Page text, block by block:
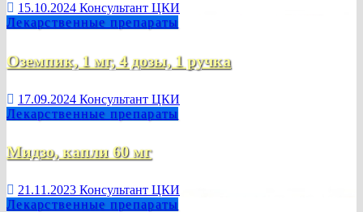
15.10.2024 Консультант ЦКИ
Лекарственные препараты
Оземпик, 1 мг, 4 дозы, 1 ручка
17.09.2024 Консультант ЦКИ
Лекарственные препараты
Мидзо, капли 60 мг
21.11.2023 Консультант ЦКИ
Лекарственные препараты